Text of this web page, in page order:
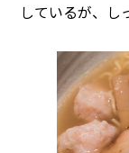
しているが、し